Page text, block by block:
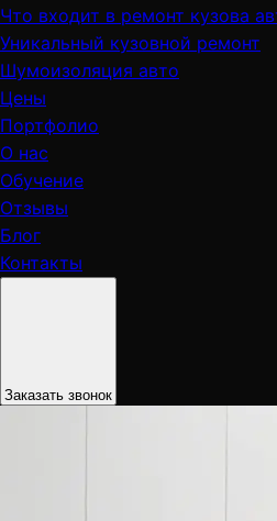
Что входит в ремонт кузова
Уникальный кузовной ремонт
Шумоизоляция авто
Цены
Портфолио
О нас
Обучение
Отзывы
Блог
Контакты
Заказать звонок